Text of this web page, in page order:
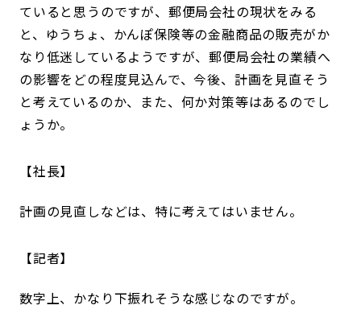
ていると思うのですが、郵便局会社の現状をみる
と、ゆうちょ、かんぽ保険等の金融商品の販売がか
なり低迷しているようですが、郵便局会社の業績へ
の影響をどの程度見込んで、今後、計画を見直そう
と考えているのか、また、何か対策等はあるのでし
ょうか。
社長
計画の見直しなどは、特に考えてはいません。
記者
数字上、かなり下振れそうな感じなのですが。